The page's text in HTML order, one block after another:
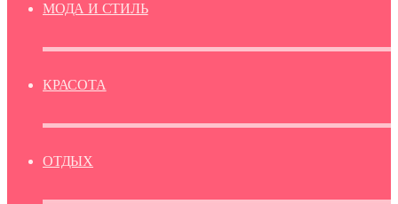
МОДА И СТИЛЬ
КРАСОТА
ОТДЫХ